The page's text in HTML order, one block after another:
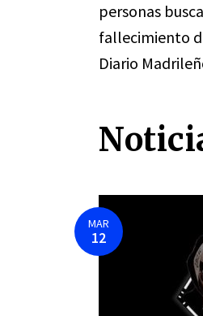
personas
fallecimiento
Diario
MAR
12